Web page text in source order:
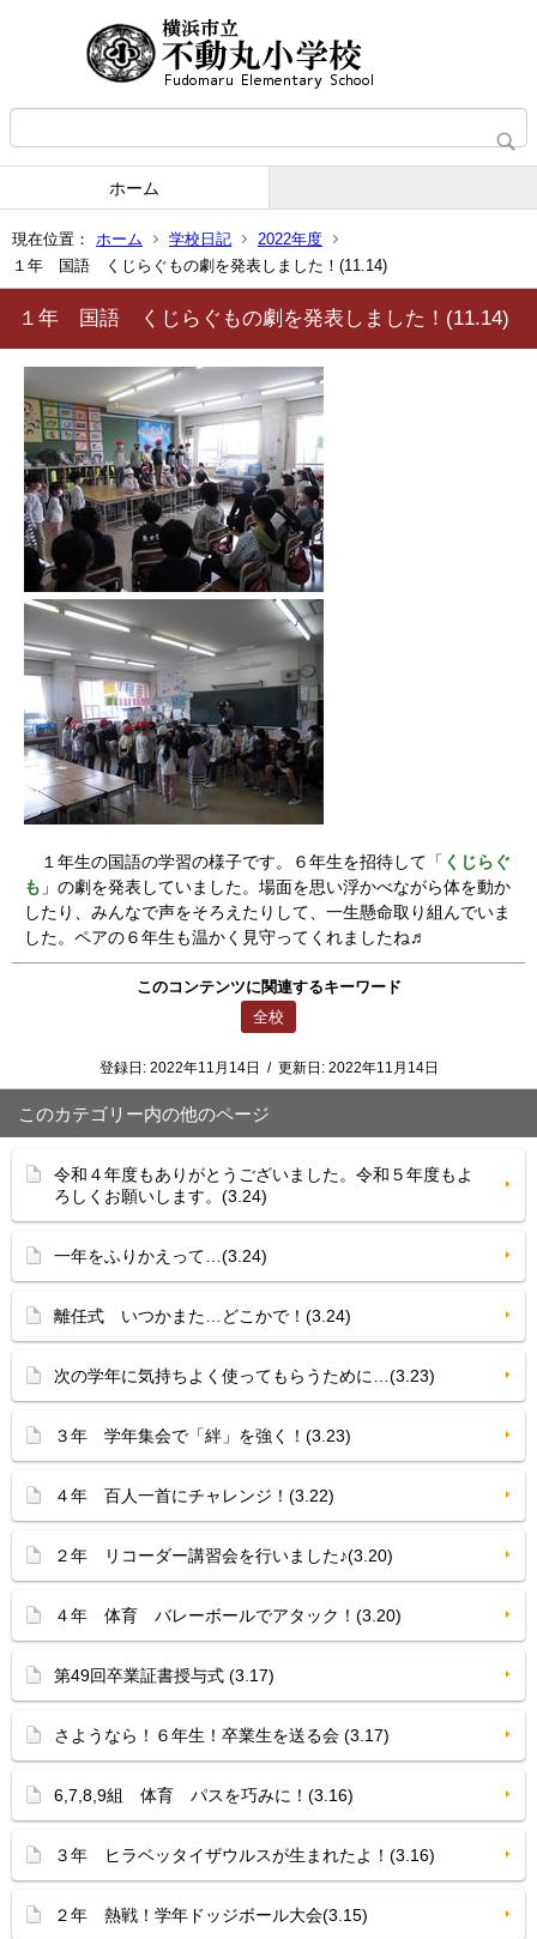
ホーム
現在位置： ホーム 学校日記
2022年度
１年 国語 くじらぐもの劇を発表しました！(11.14)
１年 国語 くじらぐもの劇を発表しました！(11.14)
１年生の国語の学習の様子です。６年生を招待して「 くじらぐ
も 」の劇を発表していました。場面を思い浮かべながら体を動か
したり、みんなで声をそろえたりして、一生懸命取り組んでいま
した。ペアの６年生も温かく見守ってくれましたね♬
このコンテンツに関連するキーワード
全校
登録日: 2022年11月14日 / 更新日: 2022年11月14日
このカテゴリー内の他のページ
令和４年度もありがとうございました。令和５年度もよ
ろしくお願いします。(3.24)
一年をふりかえって…(3.24)
離任式 いつかまた…どこかで！(3.24)
次の学年に気持ちよく使ってもらうために…(3.23)
３年 学年集会で「絆」を強く！(3.23)
４年 百人一首にチャレンジ！(3.22)
２年 リコーダー講習会を行いました♪(3.20)
４年 体育 バレーボールでアタック！(3.20)
第49回卒業証書授与式 (3.17)
さようなら！６年生！卒業生を送る会 (3.17)
6,7,8,9組 体育 パスを巧みに！(3.16)
３年 ヒラベッタイザウルスが生まれたよ！(3.16)
２年 熱戦！学年ドッジボール大会(3.15)